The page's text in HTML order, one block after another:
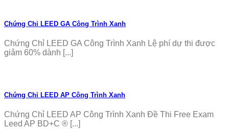
Chứng Chỉ LEED GA Công Trình Xanh
Chứng Chỉ LEED GA Công Trình Xanh Lệ phí dự thi được
giảm 60% dành [...]
Chứng Chỉ LEED AP Công Trình Xanh
Chứng Chỉ LEED AP Công Trình Xanh Đề Thi Free Exam
Leed AP BD+C ® [...]